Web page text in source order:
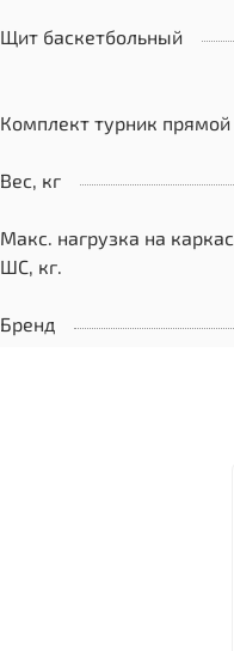
Щит баскетбольный
Комплект турник прямой
Вес, кг
Макс. нагрузка на каркас
ШС, кг.
Бренд